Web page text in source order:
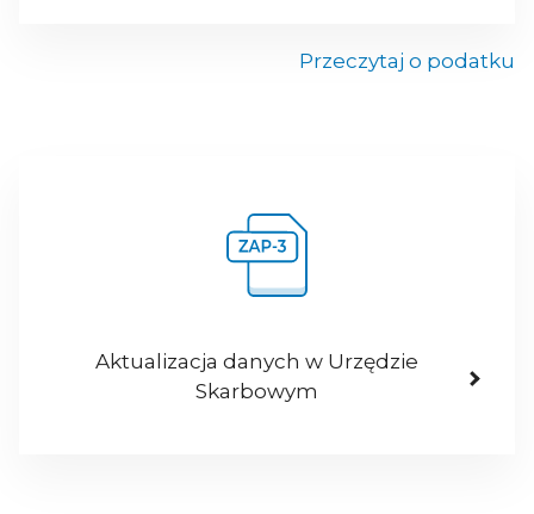
Przeczytaj o podatku
Aktualizacja danych w Urzędzie
Skarbowym